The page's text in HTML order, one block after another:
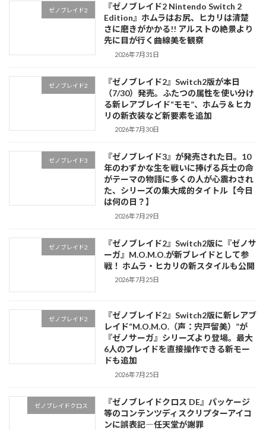
ゼノブレイド2
『ゼノブレイド2 Nintendo Switch 2
Edition』ホムラはお尻、ヒカリは清楚
さに磨きがかかる!! アルストの絶景より
先に目が行く曲線美を観察
2026年7月31日
ゼノブレイド2
『ゼノブレイド2』Switch2版が本日
（7/30）発売。ふたつの属性を使い分け
る新レアブレイド“モモ”、ホムラ＆ヒカ
リの新衣装など新要素を追加
2026年7月30日
ゼノブレイド3
『ゼノブレイド3』が発売された日。10
年のわずかな生を戦いに捧げる兵士の命
がテーマの物語に多くの人が心震わされ
た、シリーズの集大成的タイトル【今日
は何の日？】
2026年7月29日
ゼノブレイド2
『ゼノブレイド2』Switch2版に『ゼノサ
ーガ』M.O.M.O.が新ブレイドとして参
戦！ ホムラ・ヒカリの新スタイルも公開
2026年7月25日
ゼノブレイド2
『ゼノブレイド2』Switch2版に新レアブ
レイド“M.O.M.O.（声：宍戸留美）”が
『ゼノサーガ』シリーズより登場。最大
6人のブレイドを直接操作できる新モー
ドも追加
2026年7月25日
ゼノブレイドクロス
『ゼノブレイドクロス DE』パッケージ
等のコンテンツディスクリプターアイコ
ンに誤表記―任天堂が謝罪